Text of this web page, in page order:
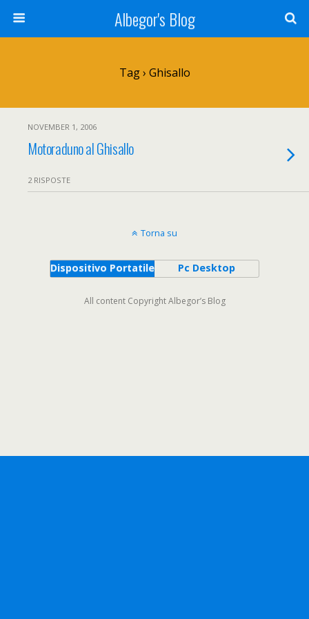
Albegor's Blog
Tag › Ghisallo
NOVEMBER 1, 2006
Motoraduno al Ghisallo
2 RISPOSTE
Torna su
Dispositivo Portatile Pc Desktop
All content Copyright Albegor’s Blog